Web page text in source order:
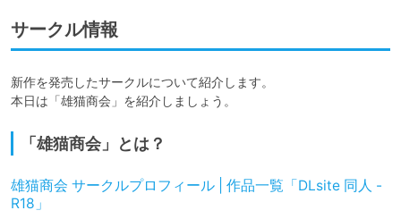
サークル情報
新作を発売したサークルについて紹介します。
本日は「雄猫商会」を紹介しましょう。
「雄猫商会」とは？
雄猫商会 サークルプロフィール | 作品一覧「DLsite 同人 -
R18」